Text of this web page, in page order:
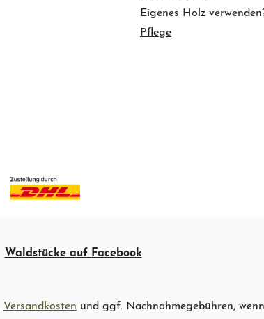
Eigenes Holz
Pflege
Waldstücke auf Facebook
Versandkosten und ggf. Nachnahmegebühren,